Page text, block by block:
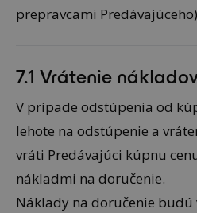
prepravcami
7.1 Vrátenie
V prípade odstúpenia od
lehote na odstúpenie a
vráti Predávajúci kúpnu
nákladmi na doručenie.
Náklady na doručenie budú